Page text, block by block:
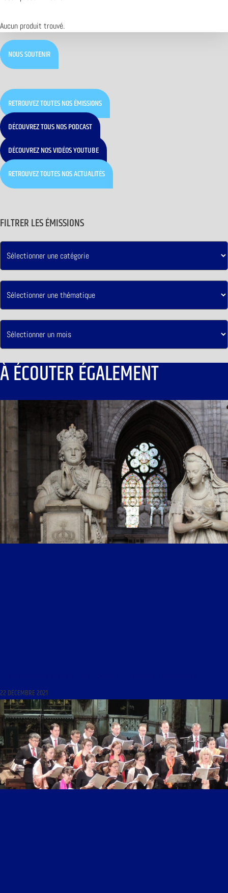
Aucun produit trouvé.
NOUS SOUTENIR
RETROUVEZ TOUTES NOS ÉMISSIONS
DÉCOUVREZ TOUS NOS PODCAST
DÉCOUVREZ NOS VIDÉOS YOUTUBE
RETROUVEZ TOUTES NOS ACTUALITÉS
FILTRER LES ÉMISSIONS
À ÉCOUTER ÉGALEMENT
22 DÉCEMBRE 2021